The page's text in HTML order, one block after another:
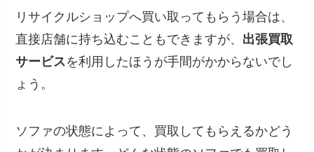
リサイクルショップへ買い取ってもらう場合は、
直接店舗に持ち込むこともできますが、 出張買取
サービスを利用したほうが手間がかからないでし
ょう。
ソファの状態によって、買取してもらえるかどう